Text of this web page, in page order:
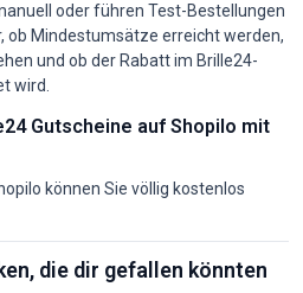
oder führen Test-Bestellungen
ob Mindestumsätze erreicht werden,
und ob der Rabatt im Brille24-
wird.
Gutscheine auf Shopilo mit
können Sie völlig kostenlos
die dir gefallen könnten